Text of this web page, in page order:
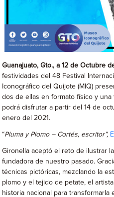
Guanajuato, Gto., a 12 de Octubre
festividades del 48 Festival
Iconográfico del Quijote (MIQ)
dos de ellas en formato físico y
podrá disfrutar a partir del 14 de
enero del 2021.
“Pluma y Plomo – Cortés, escritor”,
Gironella aceptó el reto de ilustrar
fundadora de nuestro pasado.
técnicas pictóricas, mezclando la
plomo y el tejido de petate, el
historia nacional para transformarla